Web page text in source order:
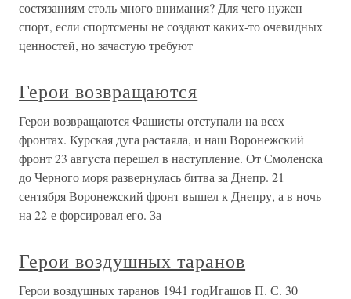
состязаниям столь много внимания? Для чего нужен
спорт, если спортсмены не создают каких-то очевидных
ценностей, но зачастую требуют
Герои возвращаются
Герои возвращаются Фашисты отступали на всех
фронтах. Курская дуга растаяла, и наш Воронежский
фронт 23 августа перешел в наступление. От Смоленска
до Черного моря развернулась битва за Днепр. 21
сентября Воронежский фронт вышел к Днепру, а в ночь
на 22-е форсировал его. За
Герои воздушных таранов
Герои воздушных таранов 1941 годИгашов П. С. 30